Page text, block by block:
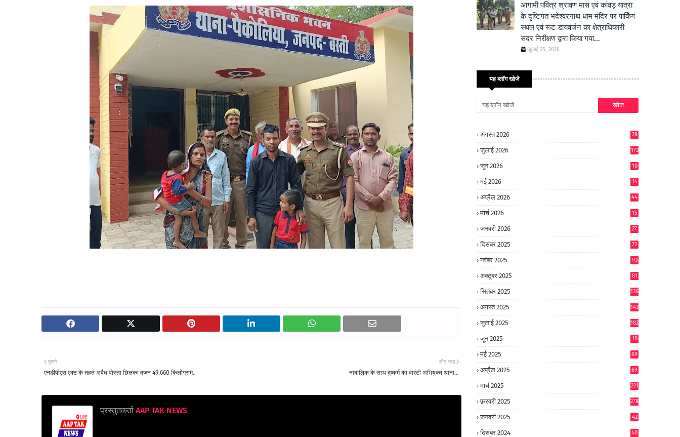
और नया
नाबालिक के साथ दुष्कर्म का वारंटी अभियुक्त थाना...
पुराने
एनडीपीएस एक्ट के तहत अवैध पोस्ता छिलका वजन 49.660 किलोग्राम..
प्रस्तुतकर्ता AAP TAK NEWS
आगामी पवित्र श्रावण मास एवं कांवड़ यात्रा
के दृष्टिगत भदेश्वरनाथ धाम मंदिर पर पार्किंग
स्थल एवं रूट डायवर्जन का क्षेत्राधिकारी
सदर निरीक्षण द्वारा किया गया...
जुलाई 25, 2026
यह ब्लॉग खोजें
अगस्त 2026 28
जुलाई 2026 173
जून 2026
10
मई 2026
14
अप्रैल 2026 44
मार्च 2026 15
जनवरी 2026 27
दिसंबर 2025 72
नवंबर 2025 93
अक्टूबर 2025 81
सितंबर 2025 136
अगस्त 2025 143
जुलाई 2025 182
जून 2025
10
मई 2025 69
अप्रैल 2025 69
मार्च 2025 221
फ़रवरी 2025 278
जनवरी 2025
42
दिसंबर 2024
40